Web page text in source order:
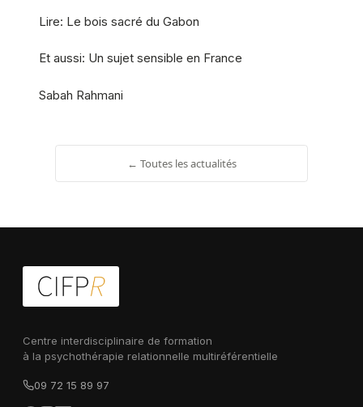
Lire: Le bois sacré du Gabon
Et aussi: Un sujet sensible en France
Sabah Rahmani
← Toutes les actualités
Centre interdisciplinaire de formation
à la psychothérapie relationnelle multiréférentielle
09 72 15 89 97